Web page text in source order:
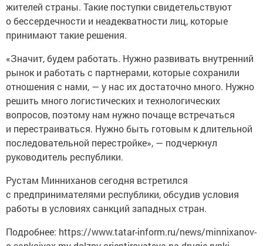
жителей страны. Такие поступки свидетельствуют
о бессердечности и неадекватности лиц, которые
принимают такие решения.
«Значит, будем работать. Нужно развивать внутренний
рынок и работать с партнерами, которые сохранили
отношения с нами, — у нас их достаточно много. Нужно
решить много логистических и технологических
вопросов, поэтому нам нужно почаще встречаться
и перестраиваться. Нужно быть готовым к длительной
последовательной перестройке», — подчеркнул
руководитель республики.
Рустам Минниханов сегодня встретился
с предпринимателями республики, обсудив условия
работы в условиях санкций западных стран.
Подробнее: https://www.tatar-inform.ru/news/minnixanov-